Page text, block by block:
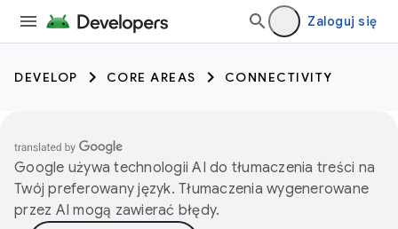
Zaloguj się
DEVELOP CORE AREAS CONNECTIVITY
Google używa technologii AI do tłumaczenia treści na
Twój preferowany język. Tłumaczenia wygenerowane
przez AI mogą zawierać błędy.